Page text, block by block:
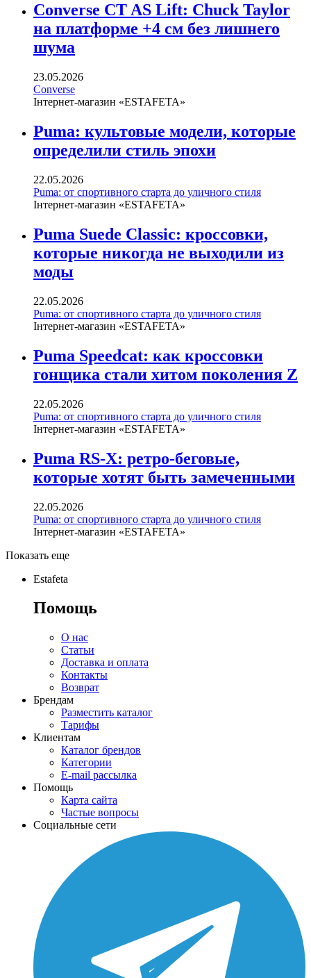
Converse CT AS Lift: Chuck Taylor
на платформе +4 см без лишнего
шума
23.05.2026
Converse
Інтернет-магазин «ESTAFETA»
Puma: культовые модели, которые
определили стиль эпохи
22.05.2026
Puma: от спортивного старта до уличного стиля
Інтернет-магазин «ESTAFETA»
Puma Suede Classic: кроссовки,
которые никогда не выходили из
моды
22.05.2026
Puma: от спортивного старта до уличного стиля
Інтернет-магазин «ESTAFETA»
Puma Speedcat: как кроссовки
гонщика стали хитом поколения Z
22.05.2026
Puma: от спортивного старта до уличного стиля
Інтернет-магазин «ESTAFETA»
Puma RS-X: ретро-беговые,
которые хотят быть замеченными
22.05.2026
Puma: от спортивного старта до уличного стиля
Інтернет-магазин «ESTAFETA»
Показать еще
Estafeta
Помощь
О нас
Статьи
Доставка и оплата
Контакты
Возврат
Брендам
Разместить каталог
Тарифы
Клиентам
Каталог брендов
Категории
E-mail рассылка
Помощь
Карта сайта
Частые вопросы
Социальные сети